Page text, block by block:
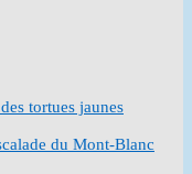
tortues jaunes
du Mont-Blanc